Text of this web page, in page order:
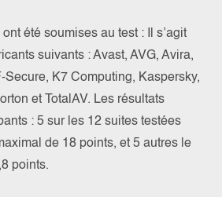
été soumises au test : Il s’agit
suivants : Avast, AVG, Avira,
Secure, K7 Computing, Kaspersky,
et TotalAV. Les résultats
: 5 sur les 12 suites testées
de 18 points, et 5 autres le
points.